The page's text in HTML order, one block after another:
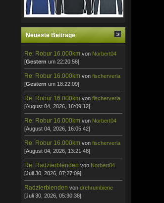
Neueste Beiträge
Re: Robur 16.000km von Norbert04
[Gestern um 22:20:58]
Re: Robur 16.000km vonfischerverla
[Gestern um 18:22:09]
Re: Robur 16.000km vonfischerverla
[August 04, 2026, 16:09:12]
Re: Robur 16.000km von Norbert04
[August 04, 2026, 16:05:42]
Re: Robur 16.000km vonfischerverla
[August 04, 2026, 13:21:48]
Re: Radzierblendenvon Norbert04
[Juli 30, 2026, 07:27:09]
Radzierblendenvondrehrumbiene
[Juli 30, 2026, 05:30:38]